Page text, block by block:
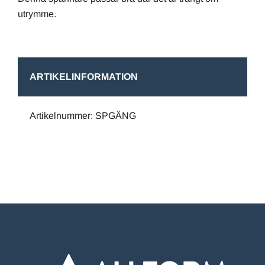
utrymme.
ARTIKELINFORMATION
Artikelnummer: SPGÄNG